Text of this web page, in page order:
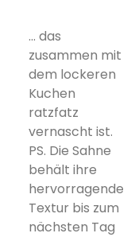
... das
zusammen mit
dem lockeren
Kuchen
ratzfatz
vernascht ist.
PS. Die Sahne
behält ihre
hervorragende
Textur bis zum
nächsten Tag